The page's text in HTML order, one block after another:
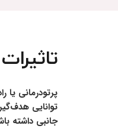
پرتودرمانی
توانایی
جانبی داشته